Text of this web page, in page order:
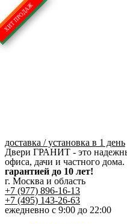
Перейти
к
содержимому
доставка / установка в 1 день
Двери ГРАНИТ - это
офиса, дачи и частного
гарантией до 10 лет!
г. Москва и область
+7 (977) 896-16-13
+7 (495) 143-26-63
ежедневно с 9:00 до 22:00